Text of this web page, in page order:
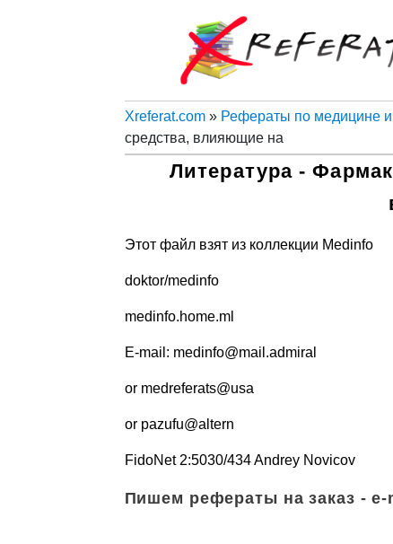
Xreferat.com» Рефераты по медицине
средства, влияющие на
Литература -
Этот файл взят из коллекции Medinfo
doktor/medinfo
medinfo.home.ml
E-mail: medinfo@mail.admiral
or medreferats@usa
or pazufu@altern
FidoNet 2:5030/434 Andrey Novicov
Пишем рефераты на заказ -